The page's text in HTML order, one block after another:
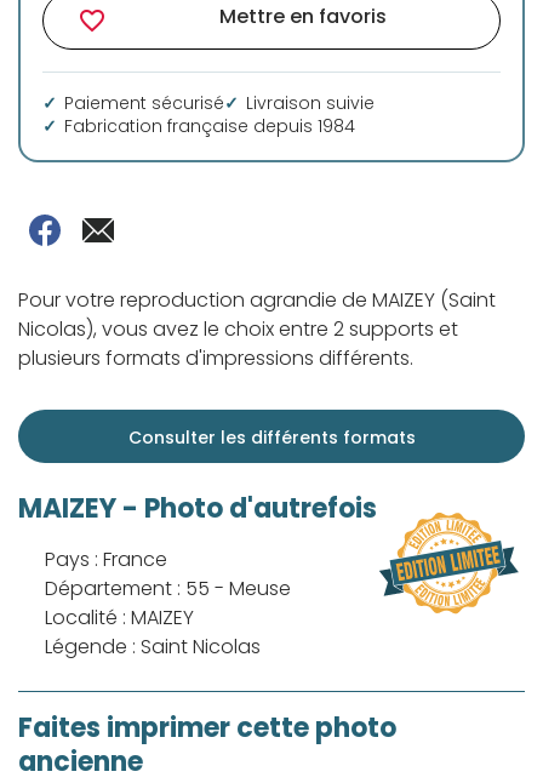
favorite_border Mettre en favoris
Paiement sécurisé
Livraison suivie
Fabrication française depuis 1984
Pour votre reproduction agrandie de MAIZEY (Saint
Nicolas), vous avez le choix entre 2 supports et
plusieurs formats d'impressions différents.
Consulter les différents formats
MAIZEY - Photo d'autrefois
Pays : France
Département : 55 - Meuse
Localité : MAIZEY
Légende : Saint Nicolas
Faites imprimer cette photo
ancienne